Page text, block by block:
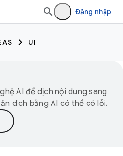
Đăng nhập
UI
AI để dịch nội dung sang
dịch bằng AI có thể có lỗi.